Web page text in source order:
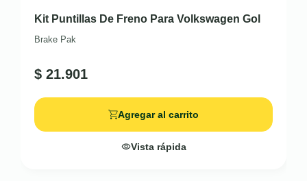
Kit Puntillas De Freno Para Volkswagen Gol
Brake Pak
$ 21.901
Agregar al carrito
Vista rápida